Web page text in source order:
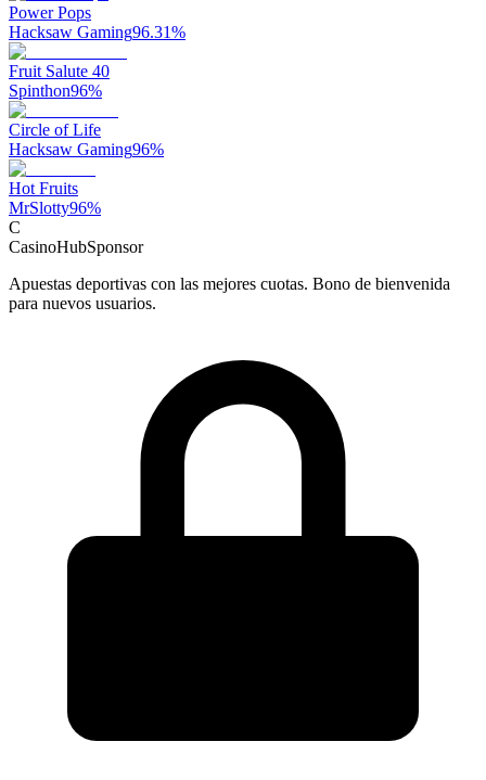
Power Pops
Hacksaw Gaming96.31%
Fruit Salute 40
Spinthon96%
Circle of Life
Hacksaw Gaming96%
Hot Fruits
MrSlotty96%
C
CasinoHubSponsor
Apuestas deportivas con las mejores cuotas. Bono de bienvenida
para nuevos usuarios.